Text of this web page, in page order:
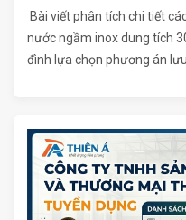
Bài viết phân tích chi tiết
nước ngầm inox dung tích
đình lựa chọn phương án